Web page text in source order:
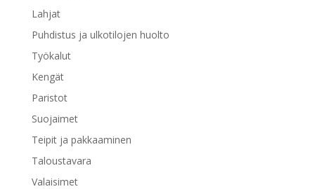
Lahjat
Puhdistus ja ulkotilojen huolto
Työkalut
Kengät
Paristot
Suojaimet
Teipit ja pakkaaminen
Taloustavara
Valaisimet